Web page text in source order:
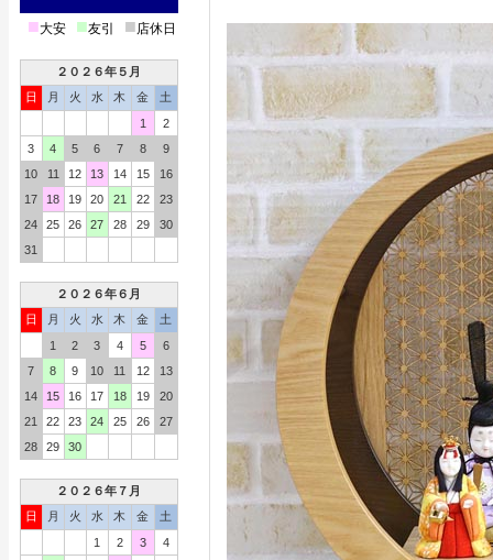
■大安 ■友引 ■店休日
２０２６年５月
日
月 火 水 木 金
土
1
2
3
4 5 6 7 8
9
10
11 12 13 14 15
16
17
18 19 20 21 22
23
24
25 26 27 28 29
30
31
２０２６年６月
日
月 火 水 木 金
土
1
2 3 4 5
6
7
8 9 10 11 12
13
14
15 16 17 18 19
20
21
22 23 24 25 26
27
28
29 30
２０２６年７月
日
月 火 水 木 金
土
1
2 3
4